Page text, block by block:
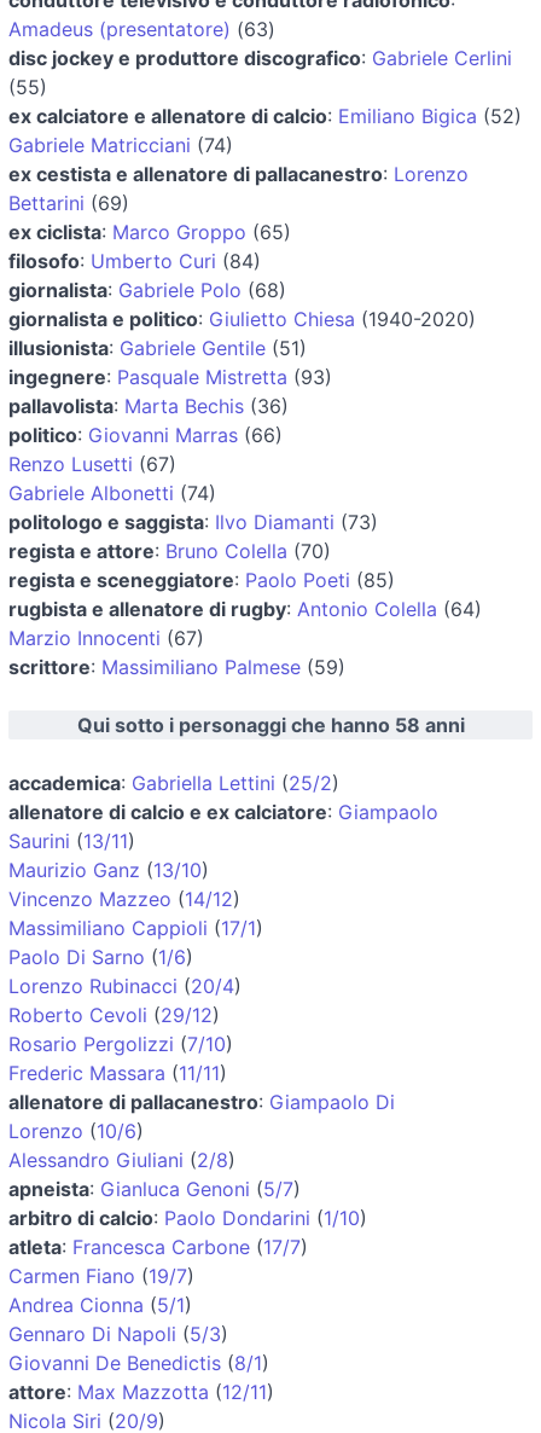
Amadeus (presentatore) (63)
disc jockey e produttore discografico: Gabriele Cerlini
(55)
ex calciatore e allenatore di calcio: Emiliano Bigica (52)
Gabriele Matricciani (74)
ex cestista e allenatore di pallacanestro: Lorenzo
Bettarini (69)
ex ciclista: Marco Groppo (65)
filosofo: Umberto Curi (84)
giornalista: Gabriele Polo (68)
giornalista e politico: Giulietto Chiesa (1940-2020)
illusionista: Gabriele Gentile (51)
ingegnere: Pasquale Mistretta (93)
pallavolista: Marta Bechis (36)
politico: Giovanni Marras (66)
Renzo Lusetti (67)
Gabriele Albonetti (74)
politologo e saggista: Ilvo Diamanti (73)
regista e attore: Bruno Colella (70)
regista e sceneggiatore: Paolo Poeti (85)
rugbista e allenatore di rugby: Antonio Colella (64)
Marzio Innocenti (67)
scrittore: Massimiliano Palmese (59)
Qui sotto i personaggi che hanno 58 anni
accademica: Gabriella Lettini (25/2)
allenatore di calcio e ex calciatore: Giampaolo
Saurini (13/11)
Maurizio Ganz (13/10)
Vincenzo Mazzeo (14/12)
Massimiliano Cappioli (17/1)
Paolo Di Sarno (1/6)
Lorenzo Rubinacci (20/4)
Roberto Cevoli (29/12)
Rosario Pergolizzi (7/10)
Frederic Massara (11/11)
allenatore di pallacanestro: Giampaolo Di
Lorenzo (10/6)
Alessandro Giuliani (2/8)
apneista: Gianluca Genoni (5/7)
arbitro di calcio: Paolo Dondarini (1/10)
atleta: Francesca Carbone (17/7)
Carmen Fiano (19/7)
Andrea Cionna (5/1)
Gennaro Di Napoli (5/3)
Giovanni De Benedictis (8/1)
attore: Max Mazzotta (12/11)
Nicola Siri (20/9)